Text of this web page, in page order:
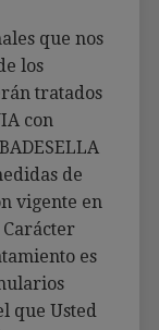
que nos
los
tratados
con
de
vigente en
es
que Usted